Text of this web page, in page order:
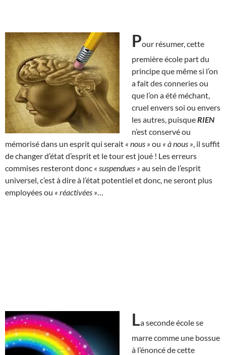
Pour résumer, cette
première école part du
principe que même si l’on
a fait des conneries ou
que l’on a été méchant,
cruel envers soi ou envers
les autres, puisque RIEN
n’est conservé ou
mémorisé dans un esprit qui serait « nous » ou « à nous » , il suffit
de changer d’état d’esprit et le tour est joué ! Les erreurs
commises resteront donc « suspendues » au sein de l’esprit
universel, c’est à dire à l’état potentiel et donc, ne seront plus
employées ou « réactivées »
La seconde école se
marre comme une bossue
à l’énoncé de cette